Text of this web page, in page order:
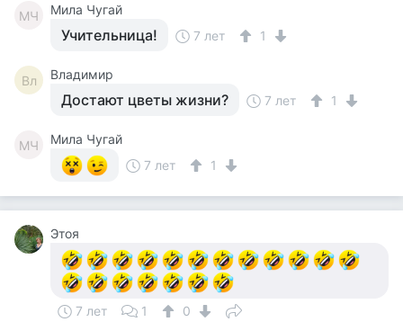
МЧ Мила Чугай
Учительница! 7 лет 1
Вл Владимир
Достают цветы жизни? 7 лет 1
МЧ
Мила Чугай
7 лет
1
Этоя
7 лет 1 0